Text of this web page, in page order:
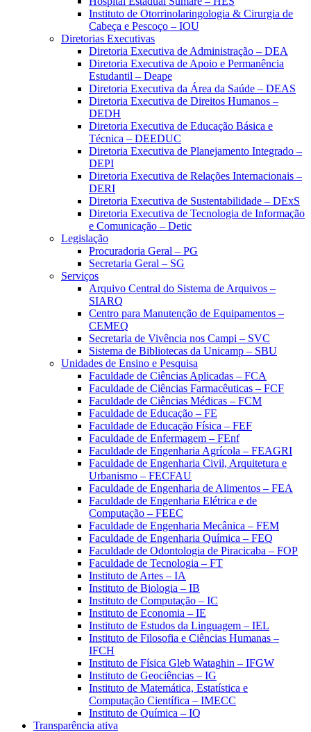
Instituto de Otorrinolaringologia & Cirurgia de
Cabeça e Pescoço – IOU
Diretorias Executivas
Diretoria Executiva de Administração – DEA
Diretoria Executiva de Apoio e Permanência
Estudantil – Deape
Diretoria Executiva da Área da Saúde – DEAS
Diretoria Executiva de Direitos Humanos –
DEDH
Diretoria Executiva de Educação Básica e
Técnica – DEEDUC
Diretoria Executiva de Planejamento Integrado –
DEPI
Diretoria Executiva de Relações Internacionais –
DERI
Diretoria Executiva de Sustentabilidade – DExS
Diretoria Executiva de Tecnologia de Informação
e Comunicação – Detic
Legislação
Procuradoria Geral – PG
Secretaria Geral – SG
Serviços
Arquivo Central do Sistema de Arquivos –
SIARQ
Centro para Manutenção de Equipamentos –
CEMEQ
Secretaria de Vivência nos Campi – SVC
Sistema de Bibliotecas da Unicamp – SBU
Unidades de Ensino e Pesquisa
Faculdade de Ciências Aplicadas – FCA
Faculdade de Ciências Farmacêuticas – FCF
Faculdade de Ciências Médicas – FCM
Faculdade de Educação – FE
Faculdade de Educação Física – FEF
Faculdade de Enfermagem – FEnf
Faculdade de Engenharia Agrícola – FEAGRI
Faculdade de Engenharia Civil, Arquitetura e
Urbanismo – FECFAU
Faculdade de Engenharia de Alimentos – FEA
Faculdade de Engenharia Elétrica e de
Computação – FEEC
Faculdade de Engenharia Mecânica – FEM
Faculdade de Engenharia Química – FEQ
Faculdade de Odontologia de Piracicaba – FOP
Faculdade de Tecnologia – FT
Instituto de Artes – IA
Instituto de Biologia – IB
Instituto de Computação – IC
Instituto de Economia – IE
Instituto de Estudos da Linguagem – IEL
Instituto de Filosofia e Ciências Humanas –
IFCH
Instituto de Física Gleb Wataghin – IFGW
Instituto de Geociências – IG
Instituto de Matemática, Estatística e
Computação Científica – IMECC
Instituto de Química – IQ
Transparência ativa